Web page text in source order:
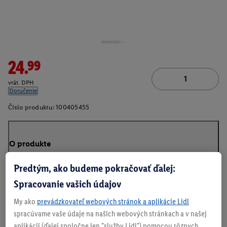
24.99
vrát. DPH
Doručenie
Číslo produktu: 100405455
O produkte
Predtým, ako budeme pokračovať ďalej:
Spracovanie vašich údajov
My ako prevádzkovateľ webových stránok a aplikácie Lidl
spracúvame vaše údaje na našich webových stránkach a v našej